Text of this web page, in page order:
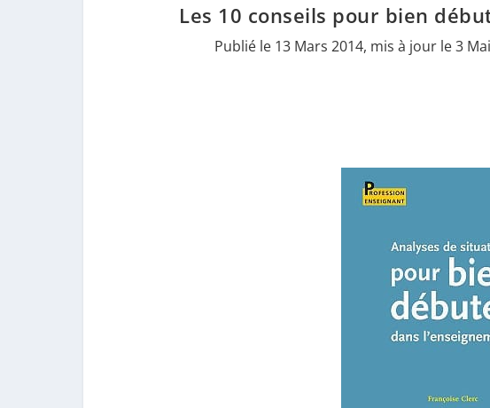
Les 10 conseils pour bien
Publié le 13 Mars 2014, mis à jour le 3